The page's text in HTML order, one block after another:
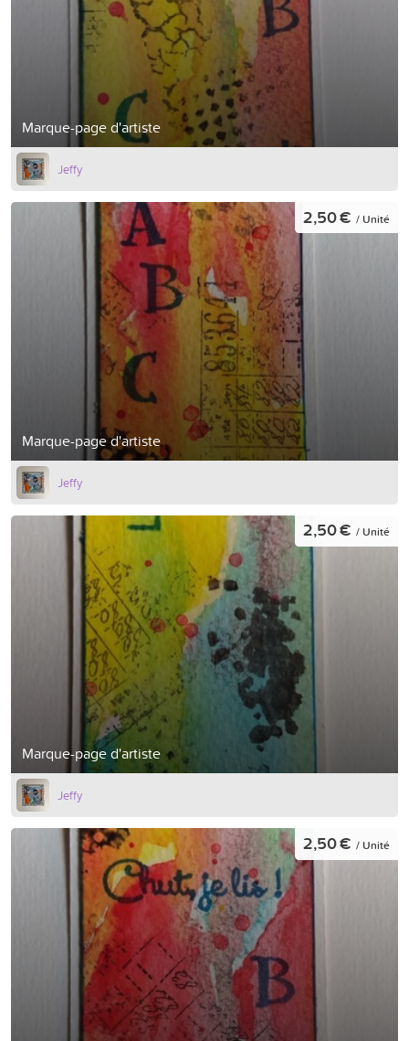
Marque-page d'artiste
Jeffy
Marque-page d'artiste
2,50 € / Unité
Jeffy
Marque-page d'artiste
2,50 € / Unité
Jeffy
2,50 € / Unité